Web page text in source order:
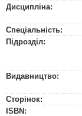
Дисципліна:
Спеціальність:
Підрозділ:
Видавництво:
Сторінок:
ISBN: